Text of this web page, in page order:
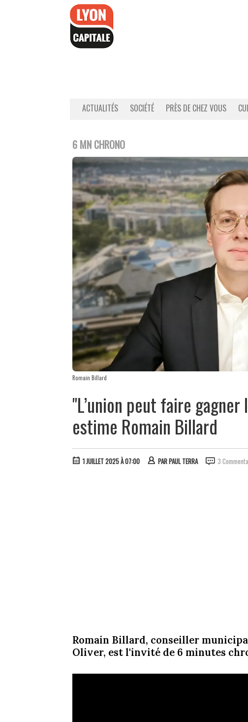
ACTUALITÉS SOCIÉTÉ PRÈS DE CHEZ VOUS
6 MN CHRONO
Romain Billard
"L’union peut faire
estime Romain Billard
1 JUILLET 2025 À 07:00 PARPAUL TERRA 3
Romain Billard, conseiller
Oliver, est l'invité de 6 minutes